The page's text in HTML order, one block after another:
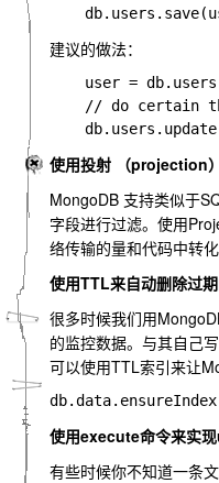
建议的做法：
user =
// do certain
使用投射 （projection
MongoDB 支持类似于
字段进行过滤。使用
络传输的量和代码中转
使用TTL来自动删除过
很多时候我们用
的监控数据。与其自己
可以使用TTL索引来让
使用execute命令来实
有些时候你不知道一条